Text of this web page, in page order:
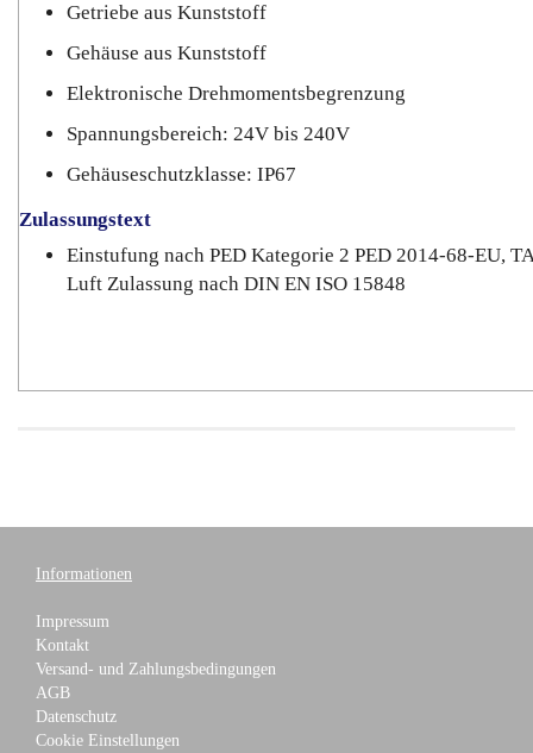
Getriebe aus Kunststoff
Gehäuse aus Kunststoff
Elektronische Drehmomentsbegrenzung
Spannungsbereich: 24V bis 240V
Gehäuseschutzklasse: IP67
Zulassungstext
Einstufung nach PED Kategorie 2 PED 2014-68-EU,
Luft Zulassung nach DIN EN ISO 15848
Informationen
Impressum
Kontakt
Versand- und Zahlungsbedingungen
AGB
Datenschutz
Cookie Einstellungen